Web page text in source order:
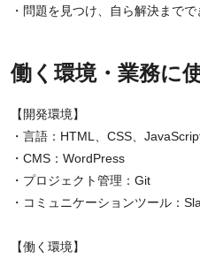
・問題を見つけ、自ら解決まで
働く環境・業務に
【開発環境】
・言語：HTML、CSS、
・CMS：WordPress
・プロジェクト管理：Git
・コミュニケーションツール：
【働く環境】